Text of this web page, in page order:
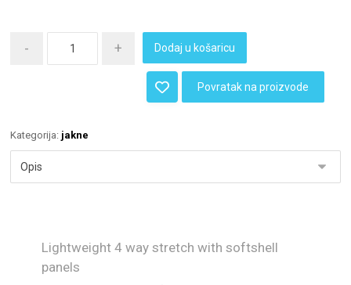
- + Dodaj u košaricu
Povratak na proizvode
Kategorija: jakne
Lightweight 4 way stretch with softshell
panels